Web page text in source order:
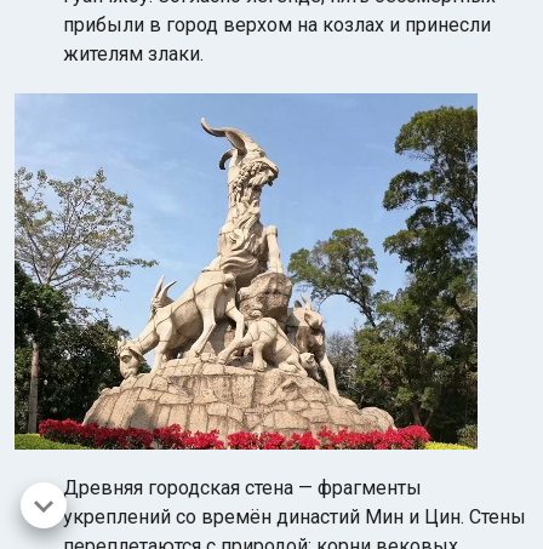
прибыли в город верхом на козлах и принесли
жителям злаки.
Древняя городская стена — фрагменты
укреплений со времён династий Мин и Цин. Стены